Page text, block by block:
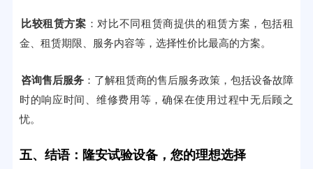
比较租赁方案 ：对比不同租赁商提供的租赁方案，包括租
金、租赁期限、服务内容等，选择性价比最高的方案。
咨询售后服务：了解租赁商的售后服务政策，包括设备故障
时的响应时间、维修费用等，确保在使用过程中无后顾之
忧。
五、结语：隆安试验设备，您的理想选择